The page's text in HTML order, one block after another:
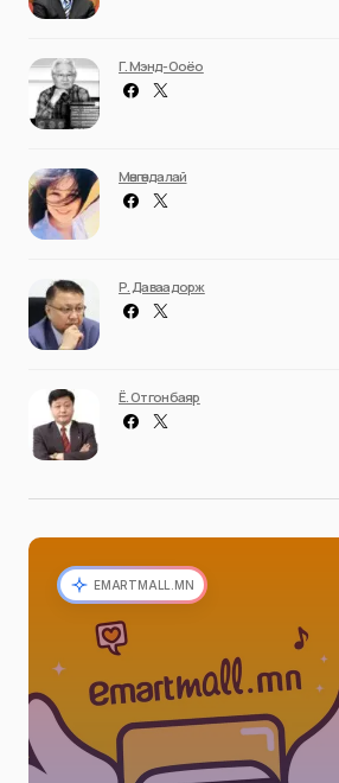
Г. Мэнд-Ооёо
Мөнгөндалай
Р. Даваадорж
Ё. Отгонбаяр
EMARTMALL.MN